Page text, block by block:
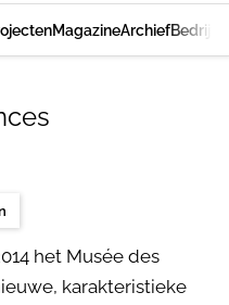
MagazineArchief
het Musée des
karakteristieke